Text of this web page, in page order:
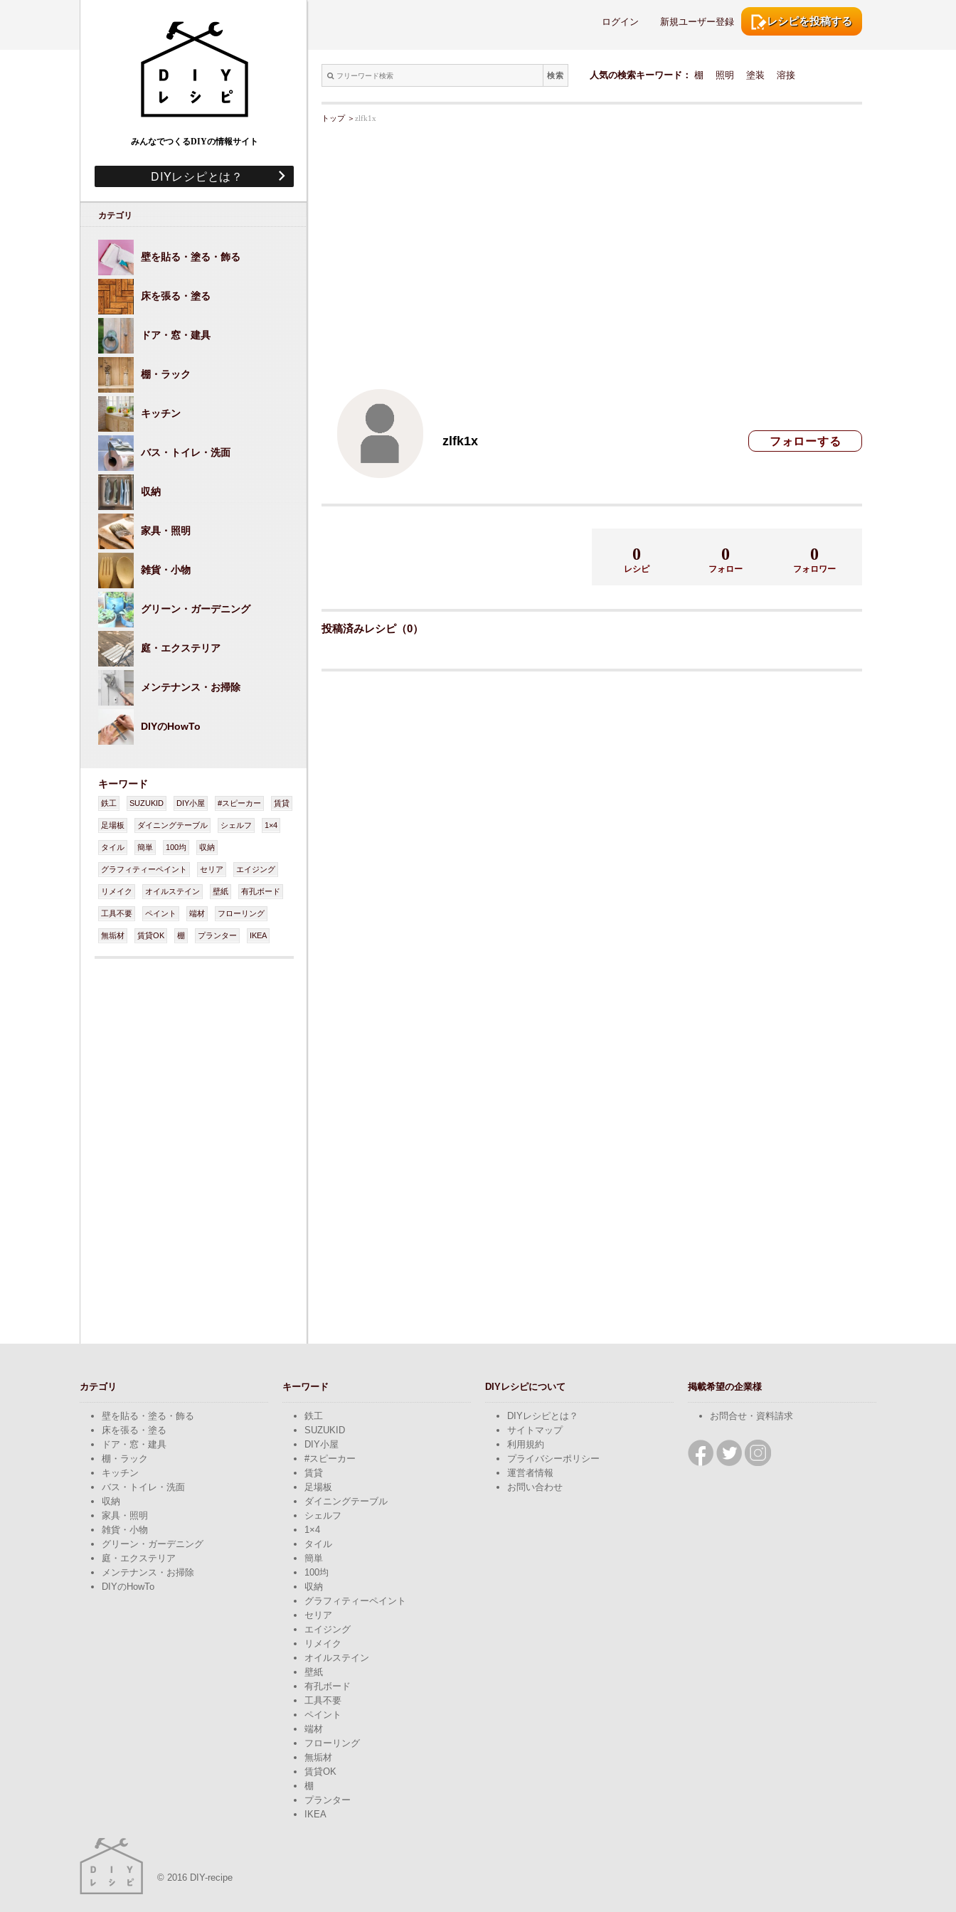
みんなでつくるDIYの情報サイト
DIYレシピとは？
カテゴリ
壁を貼る・塗る・飾る
床を張る・塗る
ドア・窓・建具
棚・ラック
キッチン
バス・トイレ・洗面
収納
家具・照明
雑貨・小物
グリーン・ガーデニング
庭・エクステリア
メンテナンス・お掃除
DIYのHowTo
キーワード
鉄工 SUZUKID DIY小屋 #スピーカー 賃貸
足場板 ダイニングテーブル シェルフ 1×4
タイル 簡単 100均 収納
グラフィティーペイント セリア エイジング
リメイク オイルステイン 壁紙 有孔ボード
工具不要 ペイント 端材 フローリング
無垢材 賃貸OK 棚 プランター IKEA
レシピを投稿する
新規ユーザー登録
ログイン
検索 人気の検索キーワード： 棚 照明 塗装 溶接
トップ＞ zlfk1x
zlfk1x
0
レシピ
0
フォロー
0
フォロワー
投稿済みレシピ（0）
カテゴリ
壁を貼る・塗る・飾る
床を張る・塗る
ドア・窓・建具
棚・ラック
キッチン
バス・トイレ・洗面
収納
家具・照明
雑貨・小物
グリーン・ガーデニング
庭・エクステリア
メンテナンス・お掃除
DIYのHowTo
キーワード
鉄工
SUZUKID
DIY小屋
#スピーカー
賃貸
足場板
ダイニングテーブル
シェルフ
1×4
タイル
簡単
100均
収納
グラフィティーペイント
セリア
エイジング
リメイク
オイルステイン
壁紙
有孔ボード
工具不要
ペイント
端材
フローリング
無垢材
賃貸OK
棚
プランター
IKEA
DIYレシピについて
DIYレシピとは？
サイトマップ
利用規約
プライバシーポリシー
運営者情報
お問い合わせ
掲載希望の企業様
お問合せ・資料請求
© 2016 DIY-recipe